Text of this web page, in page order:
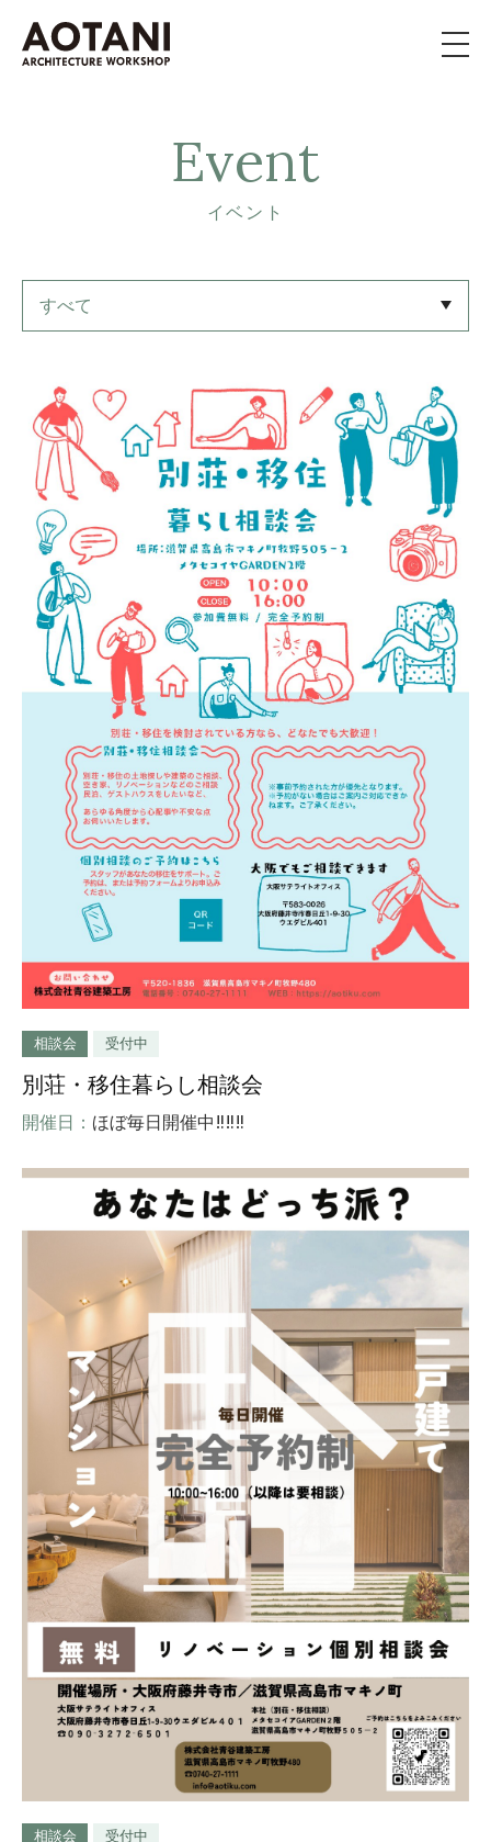
新築・移住・別荘・リノベを
施工事例
イベント
よくある質問
ライブラリー
お客様の声
ブログ
会社案内
お問い合わせ
Event
イベント
すべて
相談会 受付中
別荘・移住暮らし相談会
開催日： ほぼ毎日開催中‼‼‼
相談会 受付中